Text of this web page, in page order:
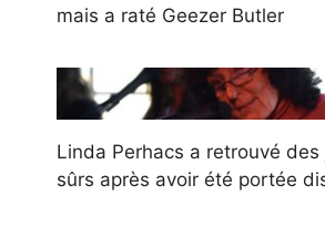
mais a raté Geezer Butler
Linda Perhacs a retrouvé des
sûrs après avoir été portée